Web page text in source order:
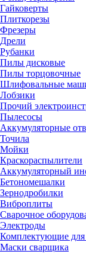
Гайковерты
Плиткорезы
Фрезеры
Дрели
Рубанки
Пилы дисковые
Пилы торцовочные
Шлифовальные
Лобзики
Прочий
Пылесосы
Аккумуляторные
Точила
Мойки
Краскораспылители
Аккумуляторный
Бетономешалки
Зернодробилки
Виброплиты
Сварочное
Электроды
Комплектующие для
Маски сварщика